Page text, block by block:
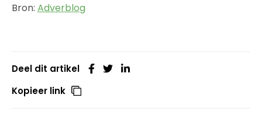
Bron: Adverblog
Deel dit artikel
Kopieer link